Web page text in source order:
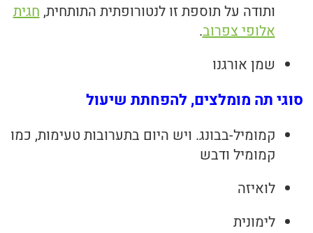
ותודה על תוספת זו לנטורופתית התותחית, חגית
אלופי צפרוב.
שמן אורגנו
סוגי תה מומלצים, להפחתת שיעול
קמומיל-בבונג. ויש היום בתערובות טעימות, כמו
קמומיל ודבש
לואיזה
לימונית